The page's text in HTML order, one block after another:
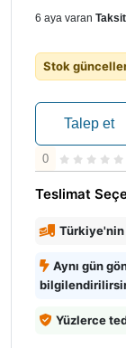
6 aya varan Taksit
Stok
Talep et
0
Teslimat
Türkiye'nin
Aynı gün
Yüzlerce